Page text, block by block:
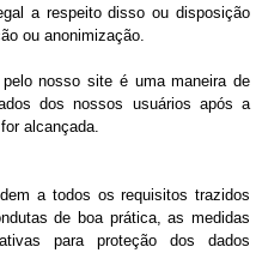
a respeito disso ou disposição
ou anonimização.
nosso site é uma maneira de
dos nossos usuários após a
alcançada.
a todos os requisitos trazidos
de boa prática, as medidas
para proteção dos dados